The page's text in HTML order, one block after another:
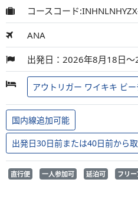
コースコード
ANA
出発日：2026年8月18日
アウトリガー ワイキキ ビ
国内線追加可能
出発日30日前または40日前から
直行便 一人参加可 延泊可 フリ